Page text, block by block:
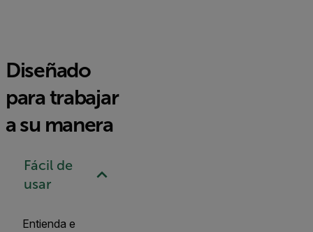
Diseñado
para trabajar
a su manera
Fácil de
usar
Entienda e